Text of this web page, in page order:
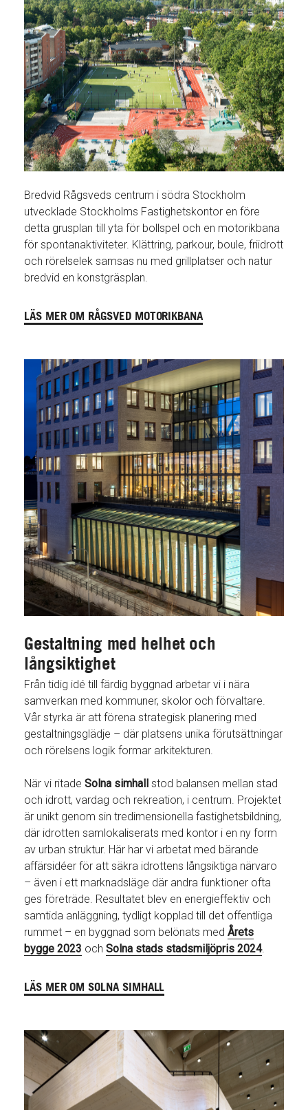
Bredvid Rågsveds centrum i södra Stockholm
utvecklade Stockholms Fastighetskontor en före
detta grusplan till yta för bollspel och en motorikbana
för spontanaktiviteter. Klättring, parkour, boule, friidrott
och rörelselek samsas nu med grillplatser och natur
bredvid en konstgräsplan.
LÄS MER OM RÅGSVED MOTORIKBANA
Gestaltning med helhet och
långsiktighet
Från tidig idé till färdig byggnad arbetar vi i nära
samverkan med kommuner, skolor och förvaltare.
Vår styrka är att förena strategisk planering med
gestaltningsglädje – där platsens unika förutsättningar
och rörelsens logik formar arkitekturen.
När vi ritade Solna simhall
stod balansen mellan stad
och idrott, vardag och rekreation, i centrum. Projektet
är unikt genom sin tredimensionella fastighetsbildning,
där idrotten samlokaliserats med kontor i en ny form
av urban struktur. Här har vi arbetat med bärande
affärsidéer för att säkra idrottens långsiktiga närvaro
– även i ett marknadsläge där andra funktioner ofta
ges företräde. Resultatet blev en energieffektiv och
samtida anläggning, tydligt kopplad till det offentliga
rummet – en byggnad som belönats med Årets
bygge 2023 och Solna stads stadsmiljöpris 2024.
LÄS MER OM SOLNA SIMHALL